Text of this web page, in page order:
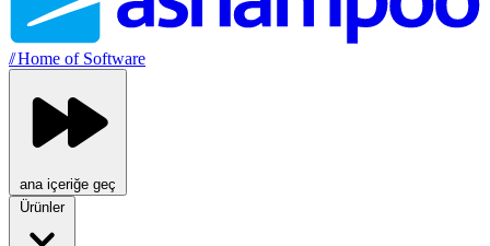
//Home of Software
ana içeriğe geç
Ürünler